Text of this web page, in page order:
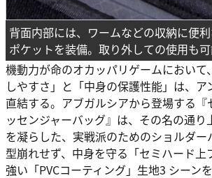
背面内部には、ワームなどの収納に便
ポケットを装備。取り外しての使用も可
機動力が命のオカッパリゲームにおいて
しやすさ」と「中身の保護性能」は、
直結する。アブガルシアから登場する『
ッセンジャーバッグ』は、その名の通
を凝らした、実戦派のためのショルダー
型崩れせず、中身を守る「セミハード上
強い「PVCコーティング」生地3 シーン